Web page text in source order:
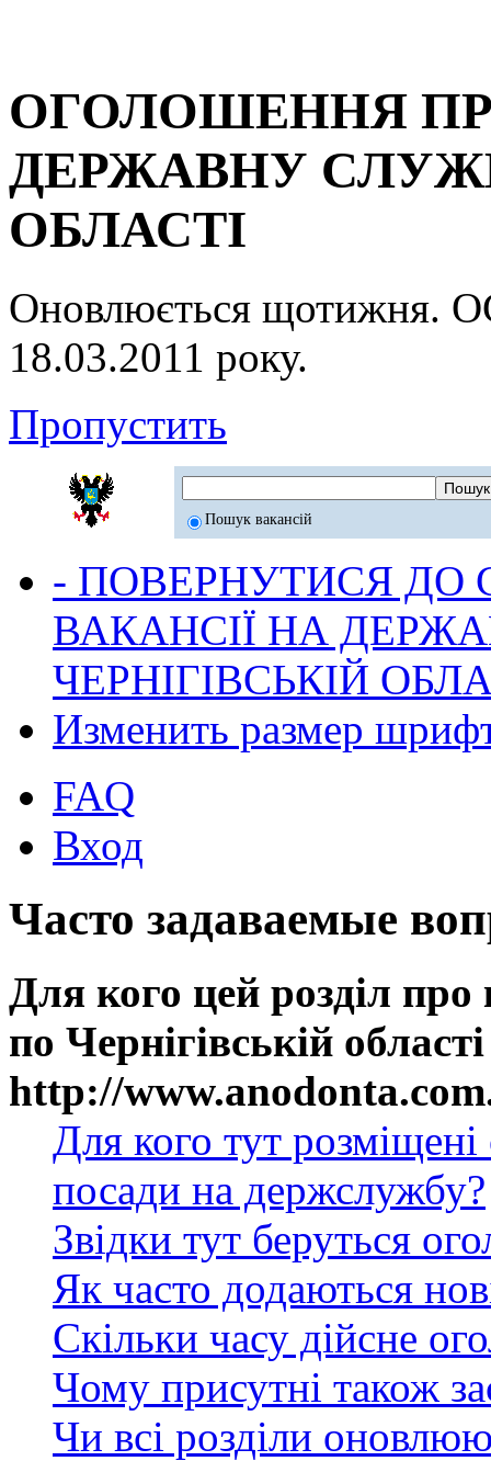
ОГОЛОШЕННЯ
ДЕРЖАВНУ
ОБЛАСТІ
Оновлюється
18.03.2011 року.
Пропустить
Пошук вакансій
- ПОВЕРНУТИСЯ ДО
ВАКАНСІЇ НА
ЧЕРНІГІВСЬКІЙ
Изменить размер
FAQ
Вход
Часто задаваемые
Для кого цей розділ
по Чернігівській
http://
Для кого тут
посади на держслужбу?
Звідки тут беруться
Як часто додаються
Скільки часу дійсне
Чому присутні також
Чи всі розділи